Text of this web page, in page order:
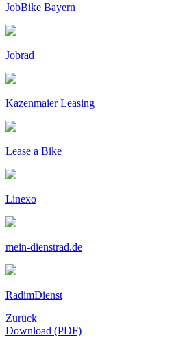
JobBike Bayern
Jobrad
Kazenmaier Leasing
Lease a Bike
Linexo
mein-dienstrad.de
RadimDienst
Zurück
Download (PDF)